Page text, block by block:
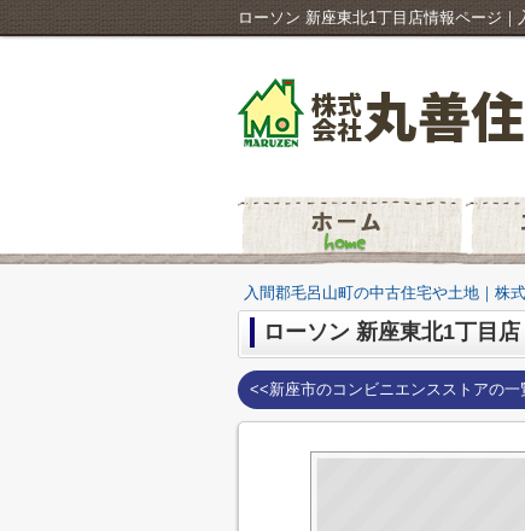
ローソン 新座東北1丁目店情報ページ
入間郡毛呂山町の中古住宅や土地｜株
ローソン 新座東北1丁目店
<<新座市のコンビニエンスストアの一